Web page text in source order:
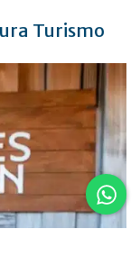
Turismo